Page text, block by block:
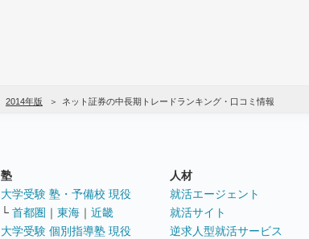
2014年版 ネット証券の中長期トレードランキング・口コミ情報
塾
大学受験 塾・予備校 現役
└ 首都圏 ｜ 東海 ｜ 近畿
大学受験 個別指導塾 現役
人材
就活エージェント
就活サイト
逆求人型就活サービス